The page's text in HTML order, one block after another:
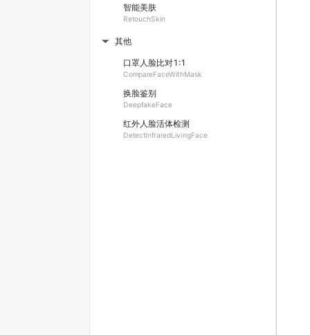
智能美肤
RetouchSkin
▶ 其他
口罩人脸比对1:1
CompareFaceWithMask
换脸鉴别
DeepfakeFace
红外人脸活体检测
DetectInfraredLivingFace